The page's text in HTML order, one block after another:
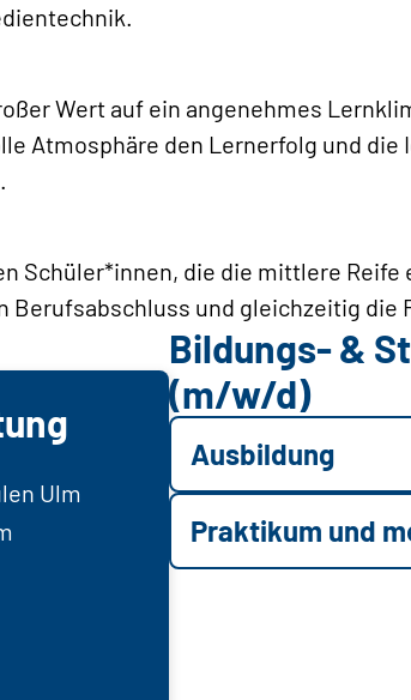
Wert auf ein angenehmes
Atmosphäre den Lernerfolg und
Schüler*innen, die die mittlere
Berufsabschluss und gleichzeitig die
Ulm
Bildungs- &
(m/w/d)
Ausbildung
Praktikum und